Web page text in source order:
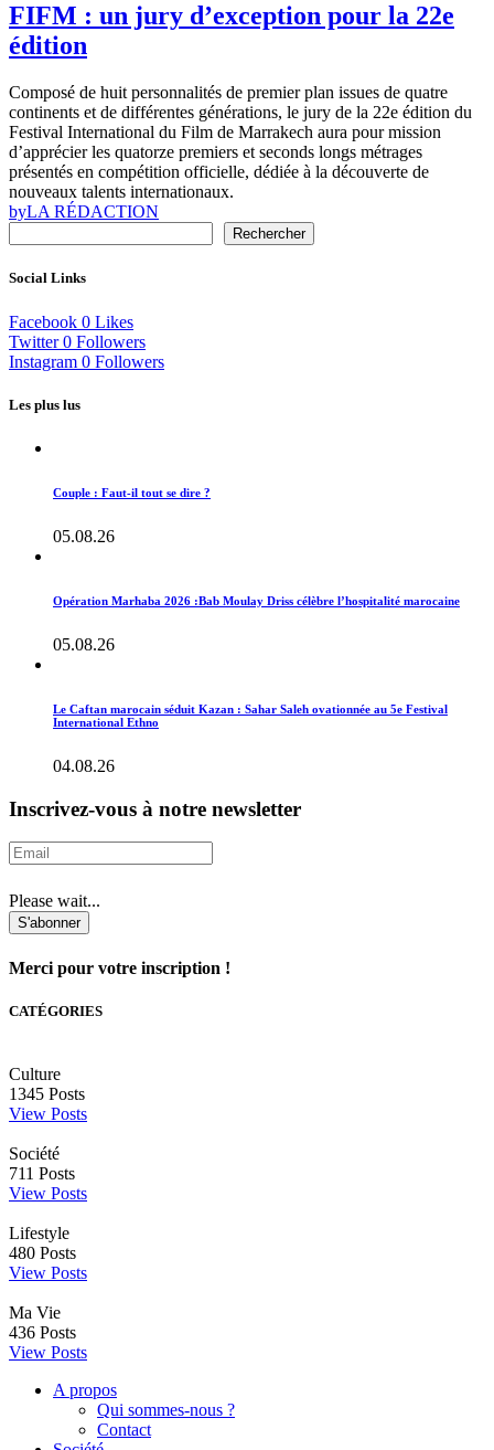
FIFM : un jury d’exception pour la 22e
édition
Composé de huit personnalités de premier plan issues de quatre
continents et de différentes générations, le jury de la 22e édition du
Festival International du Film de Marrakech aura pour mission
d’apprécier les quatorze premiers et seconds longs métrages
présentés en compétition officielle, dédiée à la découverte de
nouveaux talents internationaux.
byLA RÉDACTION
Rechercher
Social Links
Facebook 0 Likes
Twitter 0 Followers
Instagram 0 Followers
Les plus lus
Couple : Faut-il tout se dire ?
05.08.26
Opération Marhaba 2026 :Bab Moulay Driss célèbre l’hospitalité marocaine
05.08.26
Le Caftan marocain séduit Kazan : Sahar Saleh ovationnée au 5e Festival
International Ethno
04.08.26
Inscrivez-vous à notre newsletter
Please wait...
S'abonner
Merci pour votre inscription !
CATÉGORIES
Culture
1345 Posts
View Posts
Société
711 Posts
View Posts
Lifestyle
480 Posts
View Posts
Ma Vie
436 Posts
View Posts
A propos
Qui sommes-nous ?
Contact